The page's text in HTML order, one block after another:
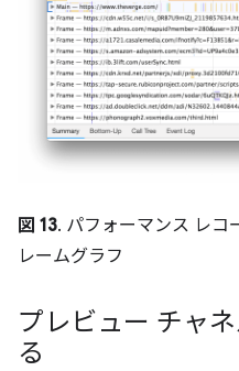
図 13. パフォーマンス レコ
レームグラフ
プレビュー チャ
る